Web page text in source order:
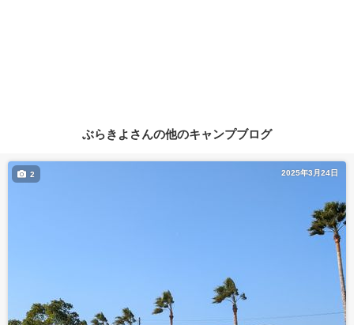
ぶらきよさんの他のキャンプブログ
2025年3月24日
2